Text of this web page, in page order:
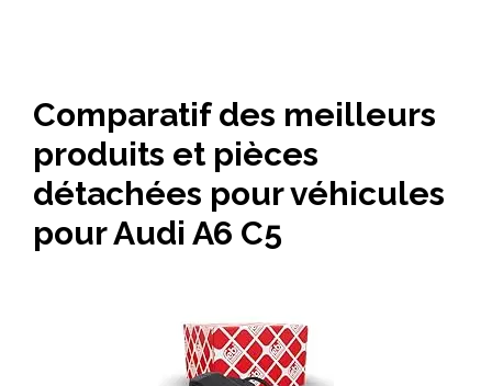
Comparatif des meilleurs
produits et pièces
détachées pour véhicules
pour Audi A6 C5